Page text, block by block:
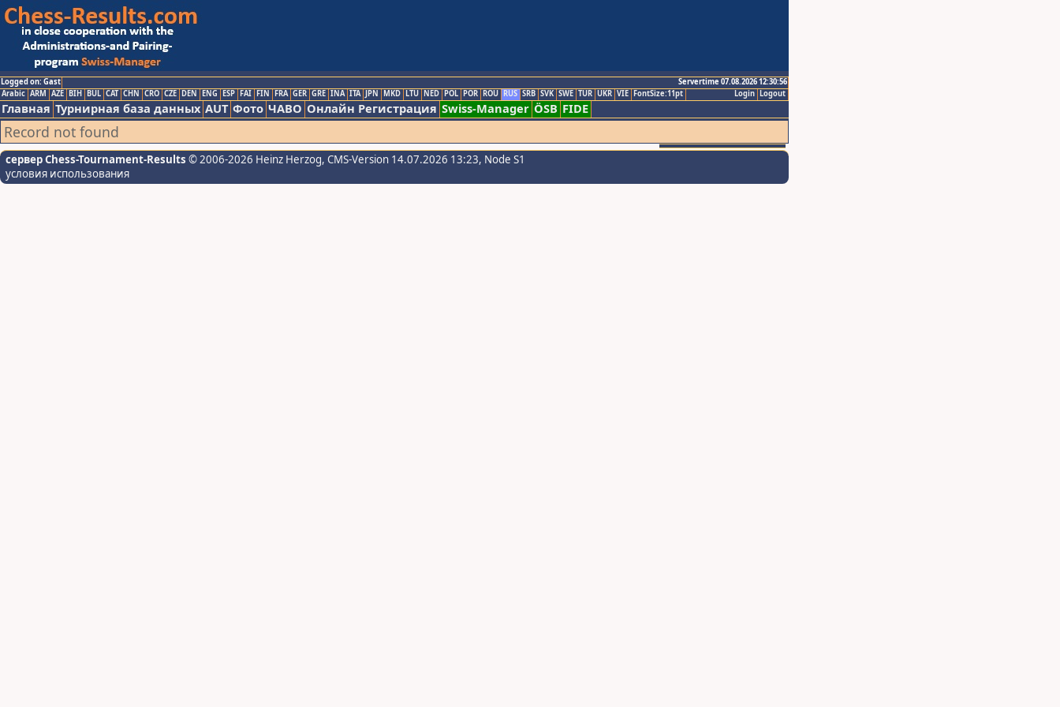
Logged on: Gast
Servertime 07.08.2026 12:30:56
Logout
Login
Arabic ARM AZE BIH BUL CAT CHN CRO CZE DEN ENG ESP FAI FIN FRA GER GRE INA ITA JPN MKD LTU NED POL POR ROU RUS SRB SVK SWE TUR UKR VIE FontSize:11pt
Главная Турнирная база данных AUT Фото ЧАВО Онлайн Регистрация Swiss-Manager ÖSB FIDE
Record not found
сервер Chess-Tournament-Results © 2006-2026 Heinz Herzog, CMS-Version 14.07.2026 13:23, Node S1
условия использования